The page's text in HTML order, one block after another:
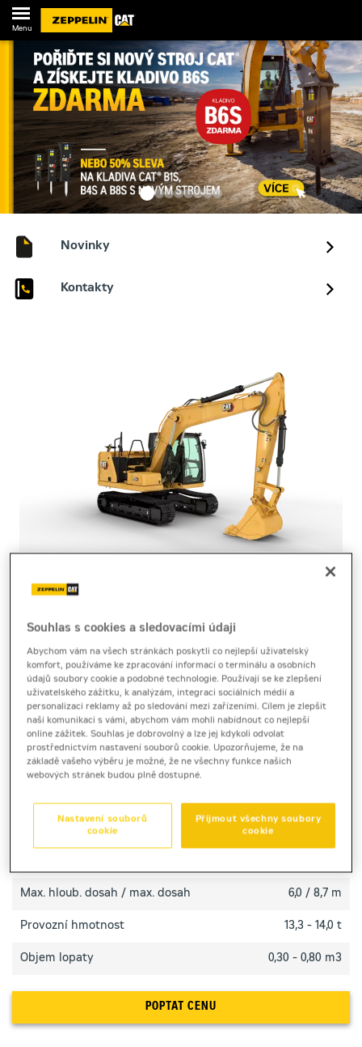
Menu
Novinky
Kontakty
Brožura [11,2 MB] Technický list [1,6 MB]
Produktový list [2,2 MB]
Spolehlivé rýpadlo Cat 313 GC s jednoduchým
ovládáním, nízkou spotřebou a optimálním výkonem
pro každodenní práci.
TECHNICKÉ PARAMETRY
Max. hloub. dosah / max. dosah 6,0 / 8,7 m
Provozní hmotnost 13,3 - 14,0 t
Objem lopaty 0,30 - 0,80 m3
POPTAT CENU
Souhlas s cookies a sledovacími údaji
Abychom vám na všech stránkách poskytli co nejlepší uživatelský
komfort, používáme ke zpracování informací o terminálu a osobních
údajů soubory cookie a podobné technologie. Používají se ke zlepšení
uživatelského zážitku, k analýzám, integraci sociálních médií a
personalizaci reklamy až po sledování mezi zařízeními. Cílem je zlepšit
naši komunikaci s vámi, abychom vám mohli nabídnout co nejlepší
online zážitek. Souhlas je dobrovolný a lze jej kdykoli odvolat
prostřednictvím nastavení souborů cookie. Upozorňujeme, že na
základě vašeho výběru je možné, že ne všechny funkce našich
webových stránek budou plně dostupné.
Přijmout všechny soubory
cookie
Nastavení souborů
cookie